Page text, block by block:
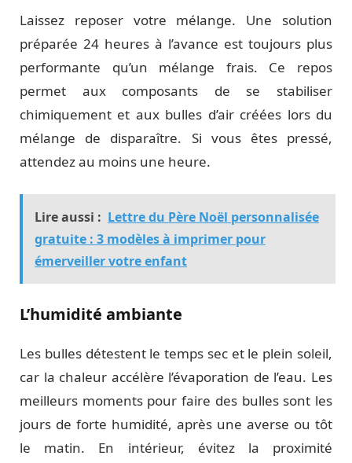
Laissez reposer votre mélange. Une solution
préparée 24 heures à l’avance est toujours plus
performante qu’un mélange frais. Ce repos
permet aux composants de se stabiliser
chimiquement et aux bulles d’air créées lors du
mélange de disparaître. Si vous êtes pressé,
attendez au moins une heure.
Lire aussi : Lettre du Père Noël personnalisée
gratuite : 3 modèles à imprimer pour
émerveiller votre enfant
L’humidité ambiante
Les bulles détestent le temps sec et le plein soleil,
car la chaleur accélère l’évaporation de l’eau. Les
meilleurs moments pour faire des bulles sont les
jours de forte humidité, après une averse ou tôt
le matin. En intérieur, évitez la proximité